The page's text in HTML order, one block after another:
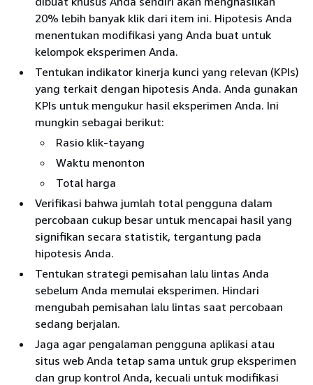
20% lebih banyak klik dari item ini. Hipotesis Anda
menentukan modifikasi yang Anda buat untuk
kelompok eksperimen Anda.
Tentukan indikator kinerja kunci yang relevan (KPIs)
yang terkait dengan hipotesis Anda. Anda gunakan
KPIs untuk mengukur hasil eksperimen Anda. Ini
mungkin sebagai berikut:
Rasio klik-tayang
Waktu menonton
Total harga
Verifikasi bahwa jumlah total pengguna dalam
percobaan cukup besar untuk mencapai hasil yang
signifikan secara statistik, tergantung pada
hipotesis Anda.
Tentukan strategi pemisahan lalu lintas Anda
sebelum Anda memulai eksperimen. Hindari
mengubah pemisahan lalu lintas saat percobaan
sedang berjalan.
Jaga agar pengalaman pengguna aplikasi atau
situs web Anda tetap sama untuk grup eksperimen
dan grup kontrol Anda, kecuali untuk modifikasi